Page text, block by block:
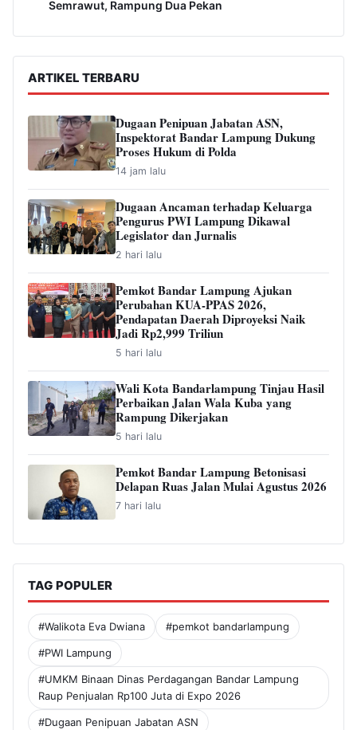
Semrawut, Rampung Dua Pekan
ARTIKEL TERBARU
Dugaan Penipuan Jabatan ASN,
Inspektorat Bandar Lampung Dukung
Proses Hukum di Polda
14 jam lalu
Dugaan Ancaman terhadap Keluarga
Pengurus PWI Lampung Dikawal
Legislator dan Jurnalis
2 hari lalu
Pemkot Bandar Lampung Ajukan
Perubahan KUA-PPAS 2026,
Pendapatan Daerah Diproyeksi Naik
Jadi Rp2,999 Triliun
5 hari lalu
Wali Kota Bandarlampung Tinjau Hasil
Perbaikan Jalan Wala Kuba yang
Rampung Dikerjakan
5 hari lalu
Pemkot Bandar Lampung Betonisasi
Delapan Ruas Jalan Mulai Agustus 2026
7 hari lalu
TAG POPULER
#Walikota Eva Dwiana #pemkot bandarlampung
#PWI Lampung
#UMKM Binaan Dinas Perdagangan Bandar Lampung
Raup Penjualan Rp100 Juta di Expo 2026
#Dugaan Penipuan Jabatan ASN